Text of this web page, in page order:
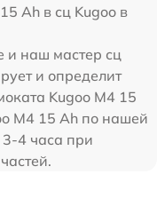
Ah в сц Kugoo в
и наш мастер сц
и определит
Kugoo M4 15
M4 15 Ah по нашей
3-4 часа при